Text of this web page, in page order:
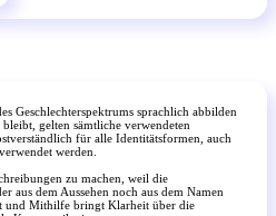
Geschlechterspektrums sprachlich abbilden
gelten sämtliche verwendeten
für alle Identitätsformen, auch
werden.
zu machen, weil die
aus dem Aussehen noch aus dem Namen
und Mithilfe bringt Klarheit über die